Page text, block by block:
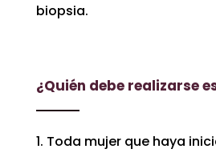
biopsia.
¿Quién debe realizarse
1. Toda mujer que haya